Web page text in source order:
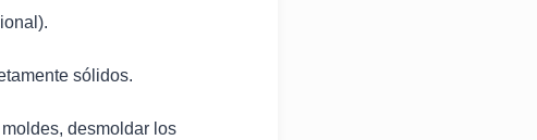
sólidos.
desmoldar los